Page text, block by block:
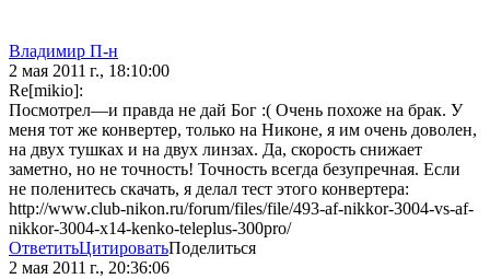
Владимир П-н
2 мая 2011 г., 18:10:00
Re[mikio]:
Посмотрел—и правда не дай Бог :( Очень похоже на брак. У
меня тот же конвертер, только на Никоне, я им очень доволен,
на двух тушках и на двух линзах. Да, скорость снижает
заметно, но не точность! Точность всегда безупречная. Если
не поленитесь скачать, я делал тест этого конвертера:
http://www.club-nikon.ru/forum/files/file/493-af-nikkor-3004-vs-af-
nikkor-3004-x14-kenko-teleplus-300pro/
ОтветитьЦитироватьПоделиться
2 мая 2011 г., 20:36:06